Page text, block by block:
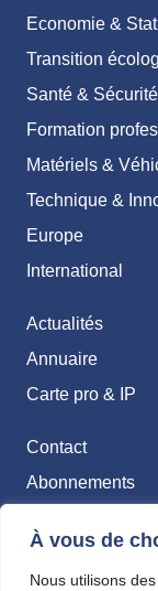
À vous de
Nous utilisons
Economie &
Transition
Santé & Sécurité
Formation
Matériels &
Technique &
Europe
International
Actualités
Annuaire
Carte pro & IP
Contact
Abonnements
Politique de